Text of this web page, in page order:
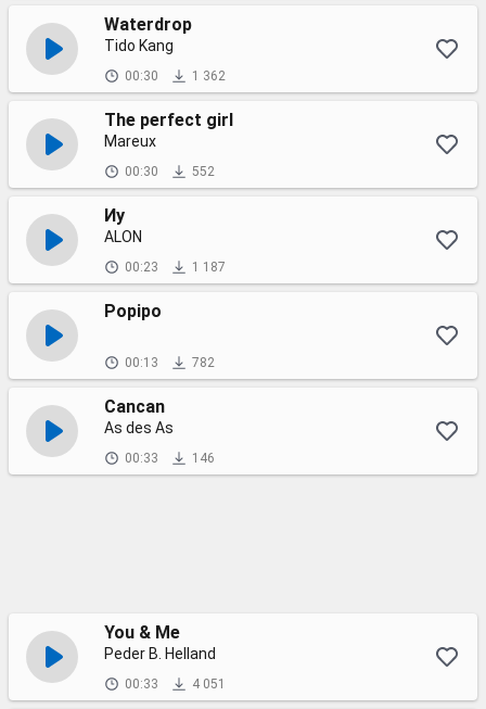
Waterdrop
Tido Kang
00:30 1 362
The perfect girl
Mareux
00:30 552
Иу
ALON
00:23 1 187
Popipo
00:13 782
Cancan
As des As
00:33 146
You & Me
Peder B. Helland
00:33 4 051